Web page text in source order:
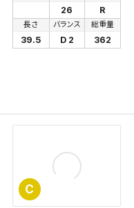
26 R
長さ
39.5
バランス
D 2
総重量
362
C